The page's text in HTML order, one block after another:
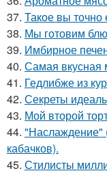
37. Такое вы точно
38. Мы готовим
39. Имбирное
40. Самая вкусная
41. Гедлибже из
42. Секреты
43. Мой второй
44. "Наслаждение"
кабачков).
45. Стилисты